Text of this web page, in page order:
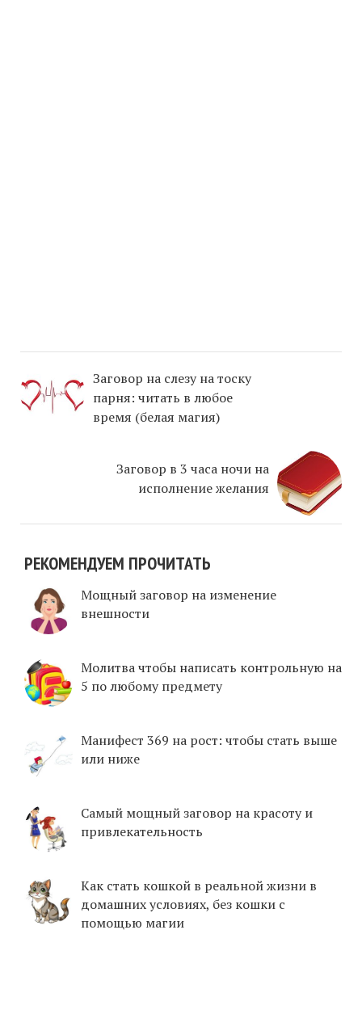
Заговор на слезу на тоску
парня: читать в любое
время (белая магия)
Заговор в 3 часа ночи на
исполнение желания
РЕКОМЕНДУЕМ ПРОЧИТАТЬ
Мощный заговор на изменение
внешности
Молитва чтобы написать контрольную на
5 по любому предмету
Манифест 369 на рост: чтобы стать выше
или ниже
Самый мощный заговор на красоту и
привлекательность
Как стать кошкой в реальной жизни в
домашних условиях, без кошки с
помощью магии